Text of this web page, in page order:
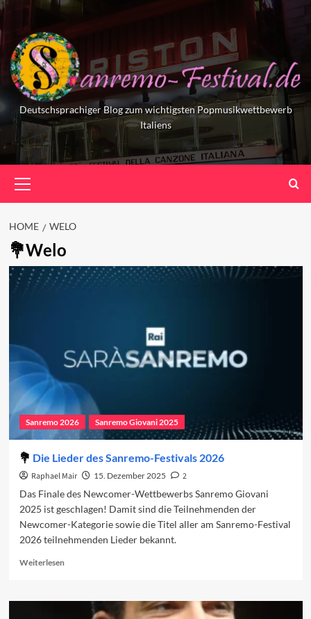
Skip
to
content
Deutschsprachiger Blog zum wichtigsten Popmusikwettbewerb
Italiens
Menu
HOME WELO
Welo
Sanremo 2026 Sanremo Giovani 2025
Die Lieder des Sanremo-Festivals 2026
Raphael Mair 15. Dezember 2025
2
Das Finale des Newcomer-Wettbewerbs Sanremo Giovani
2025 ist geschlagen! Damit sind die Teilnehmenden der
Newcomer-Kategorie sowie die Titel aller am Sanremo-Festival
2026 teilnehmenden Lieder bekannt.
WeiterlesenRead
Die